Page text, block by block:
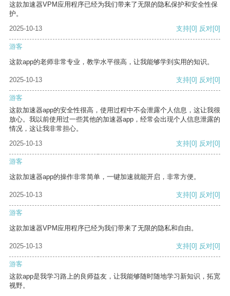
这款加速器VPM应用程序已经为我们带来了无限的隐私保护和安全性保
护。
2025-10-13
支持[0] 反对[0]
游客
这款app的老师非常专业，教学水平很高，让我能够学到实用的知识。
2025-10-13 支持[0] 反对[0]
游客
这款加速器app的安全性很高，使用过程中不会泄露个人信息，这让我很
放心。我以前使用过一些其他的加速器app，经常会出现个人信息泄露的
情况，这让我非常担心。
2025-10-13
支持[0] 反对[0]
游客
这款加速器app的操作非常简单，一键加速就能开启，非常方便。
2025-10-13 支持[0] 反对[0]
游客
这款加速器VPM应用程序已经为我们带来了无限的隐私和自由。
2025-10-13 支持[0] 反对[0]
游客
这款app是我学习路上的良师益友，让我能够随时随地学习新知识，拓宽
视野。